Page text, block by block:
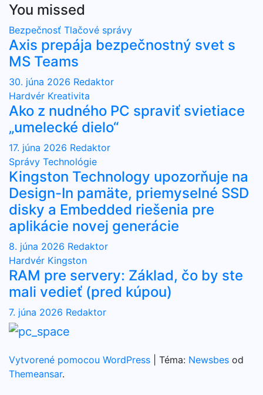
You missed
Bezpečnosť Tlačové správy
Axis prepája bezpečnostný svet s
MS Teams
30. júna 2026 Redaktor
Hardvér Kreativita
Ako z nudného PC spraviť svietiace
„umelecké dielo“
17. júna 2026 Redaktor
Správy Technológie
Kingston Technology upozorňuje na
Design-In pamäte, priemyselné SSD
disky a Embedded riešenia pre
aplikácie novej generácie
8. júna 2026 Redaktor
Hardvér Kingston
RAM pre servery: Základ, čo by ste
mali vedieť (pred kúpou)
7. júna 2026 Redaktor
Vytvorené pomocou WordPress Téma: Newsbes od
Themeansar.